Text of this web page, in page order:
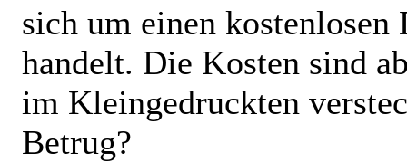
sich um einen kostenlosen
handelt. Die Kosten sind
im Kleingedruckten
Betrug?